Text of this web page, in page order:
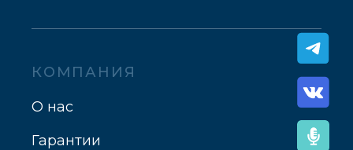
КОМПАНИЯ
О нас
Гарантии